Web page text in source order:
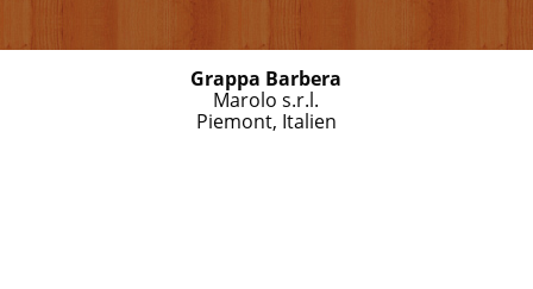
Grappa Barbera
Marolo s.r.l.
Piemont, Italien